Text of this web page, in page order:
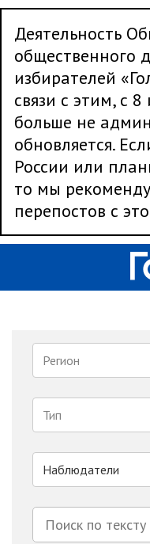
Деятельность
общественного
избирателей
связи с этим, с
больше не
обновляется.
России или
то мы
перепостов с
Регион
Тип
Наблюдатели